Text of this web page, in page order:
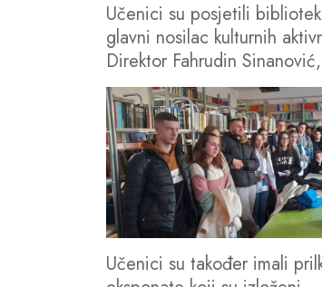
Učenici su posjetili
glavni nosilac kulturnih
Direktor Fahrudin
Učenici su također imali